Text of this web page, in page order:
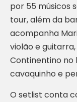
por 55 músicos
tour, além da
acompanha
violão e
Continentino no
cavaquinho e
O setlist conta